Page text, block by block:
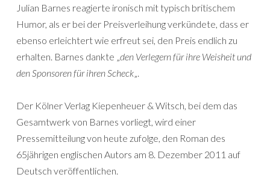
Julian Barnes reagierte ironisch mit typisch britischem
Humor, als er bei der Preisverleihung verkündete, dass er
ebenso erleichtert wie erfreut sei, den Preis endlich zu
erhalten. Barnes dankte „den Verlegern für ihre Weisheit und
den Sponsoren für ihren Scheck„.
Der Kölner Verlag Kiepenheuer & Witsch, bei dem das
Gesamtwerk von Barnes vorliegt, wird einer
Pressemitteilung von heute zufolge, den Roman des
65jährigen englischen Autors am 8. Dezember 2011 auf
Deutsch veröffentlichen.